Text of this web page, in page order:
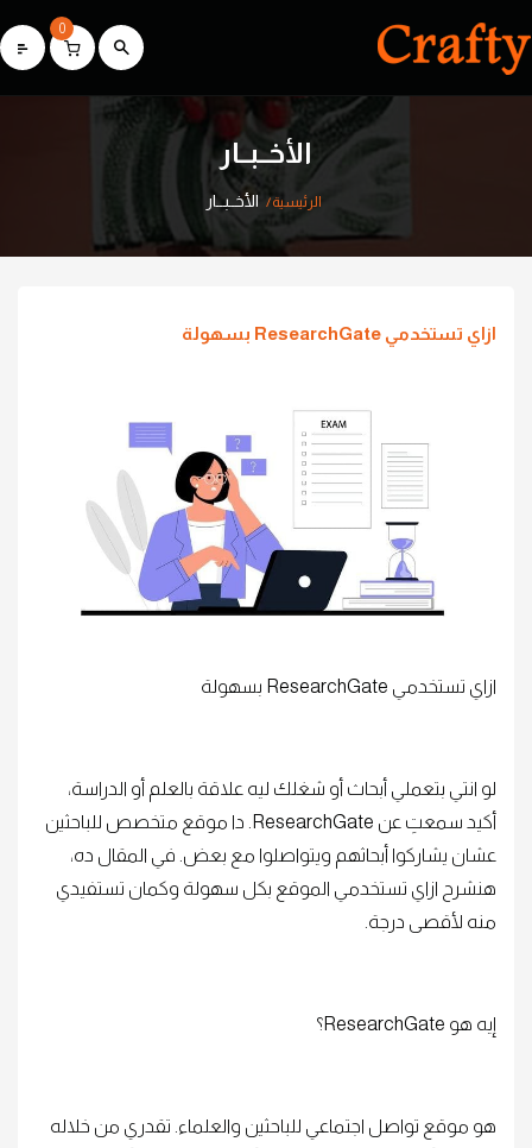
0
الأخــبــار
الرئيسية الأخــبــار
ازاي تستخدمي ResearchGate بسهولة
ازاي تستخدمي ResearchGate بسهولة
لو انتي بتعملي أبحاث أو شغلك ليه علاقة بالعلم أو الدراسة،
أكيد سمعتِ عن ResearchGate. دا موقع متخصص للباحثين
عشان يشاركوا أبحاثهم ويتواصلوا مع بعض. في المقال ده،
هنشرح ازاي تستخدمي الموقع بكل سهولة وكمان تستفيدي
منه لأقصى درجة.
إيه هو ResearchGate؟
هو موقع تواصل اجتماعي للباحثين والعلماء. تقدري من خلاله